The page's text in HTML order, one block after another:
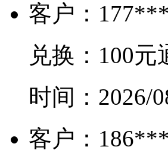
客户：
兑换： 100元
时间： 2026/
客户：